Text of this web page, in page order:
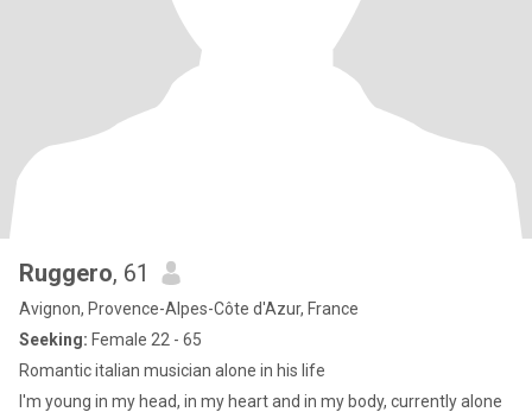
Ruggero, 61
Avignon, Provence-Alpes-Côte d'Azur, France
Seeking: Female 22 - 65
Romantic italian musician alone in his life
I'm young in my head, in my heart and in my body, currently alone